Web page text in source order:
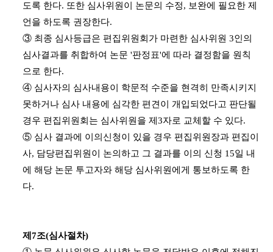
도록 한다. 또한 심사위원이 논문의 수정, 보완에 필요한 제
언을 하도록 권장한다.
③ 최종 심사등급은 편집위원회가 마련한 심사위원 3인의
심사결과를 취합하여 논문 '판정표'에 따라 결정함을 원칙
으로 한다.
④ 심사자의 심사내용이 학문적 수준을 현격히 만족시키지
못하거나 심사 내용에 심각한 편견이 개입되었다고 판단될
경우 편집위원회는 심사위원을 제3자로 교체할 수 있다.
⑤ 심사 결과에 이의신청이 있을 경우 편집위원장과 편집이
사, 담당편집위원이 논의하고 그 결과를 이의 신청 15일 내
에 해당 논문 투고자와 해당 심사위원에게 통보하도록 한
다.
제7조(심사절차)